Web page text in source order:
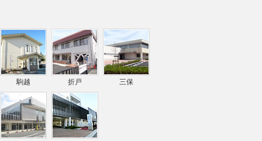
駒越 折戸 三保